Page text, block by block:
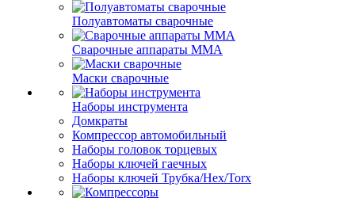
Полуавтоматы сварочные
Сварочные аппараты ММА
Маски сварочные
Наборы инструмента
Домкраты
Компрессор автомобильный
Наборы головок торцевых
Наборы ключей гаечных
Наборы ключей Трубка/Hex/Torx